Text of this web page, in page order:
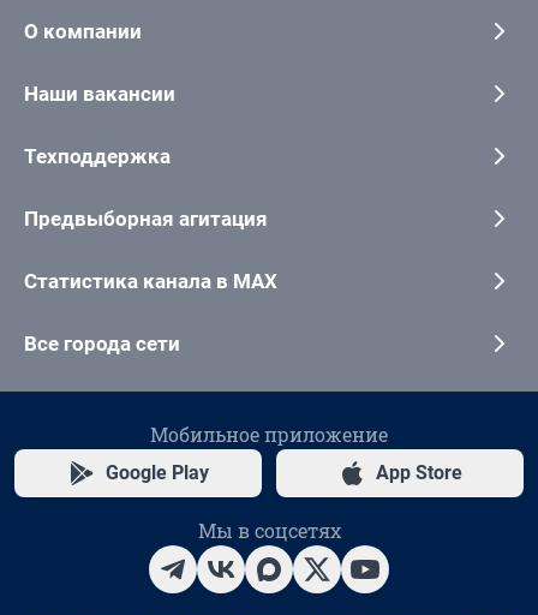
О компании
Наши вакансии
Техподдержка
Предвыборная агитация
Статистика канала в MAX
Все города сети
Мобильное приложение
Google Play App Store
Мы в соцсетях